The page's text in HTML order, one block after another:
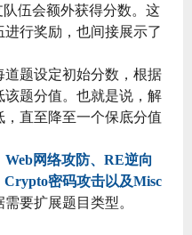
伍会额外获得分数。这
行奖励，也间接展示了
道题设定初始分数，根据
该题分值。也就是说，解
直至降至一个保底分值
Web网络攻防、 RE逆向
密码攻击以及Misc
要扩展题目类型。